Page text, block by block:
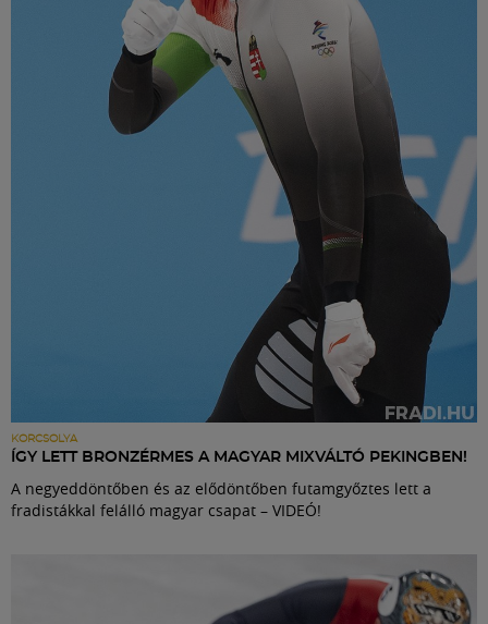
KORCSOLYA
ÍGY LETT BRONZÉRMES A MAGYAR MIXVÁLTÓ PEKINGBEN!
A negyeddöntőben és az elődöntőben futamgyőztes lett a
fradistákkal felálló magyar csapat – VIDEÓ!